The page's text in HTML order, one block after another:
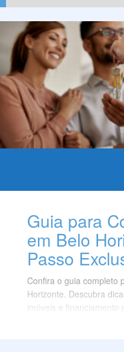
Guia para
em Belo
Passo
Confira o guia completo
Horizonte. Descubra
imóveis e financiamento